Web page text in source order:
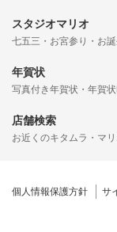
スタジオマリオ
七五三・お宮参り・お
年賀状
写真付き年賀状・年賀
店舗検索
お近くのキタムラ・マ
個人情報保護方針 サ